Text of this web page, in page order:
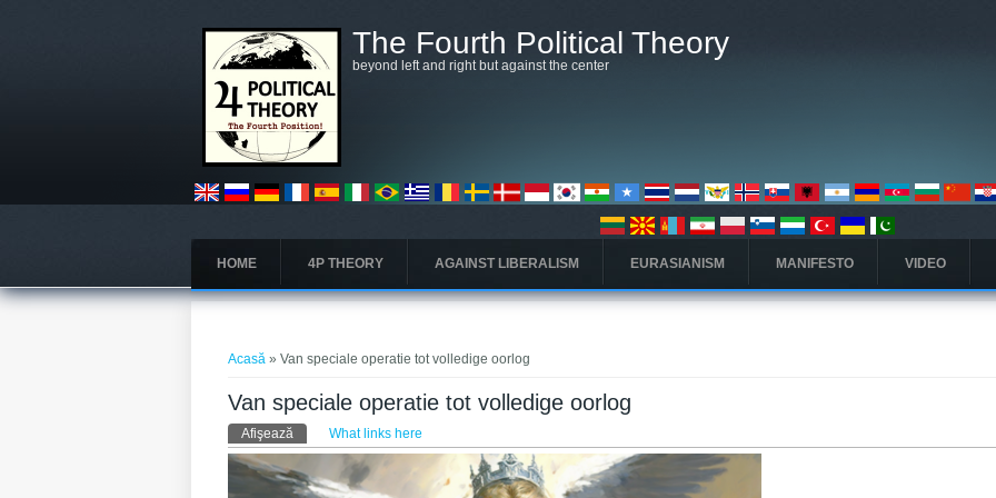
The Fourth Political Theory
beyond left and right but against the center
HOME 4P THEORY AGAINST LIBERALISM EURASIANISM MANIFESTO VIDEO
Acasă » Van speciale operatie tot volledige oorlog
Van speciale operatie tot volledige oorlog
Taburi primare
Afişează (tab activ)What links here